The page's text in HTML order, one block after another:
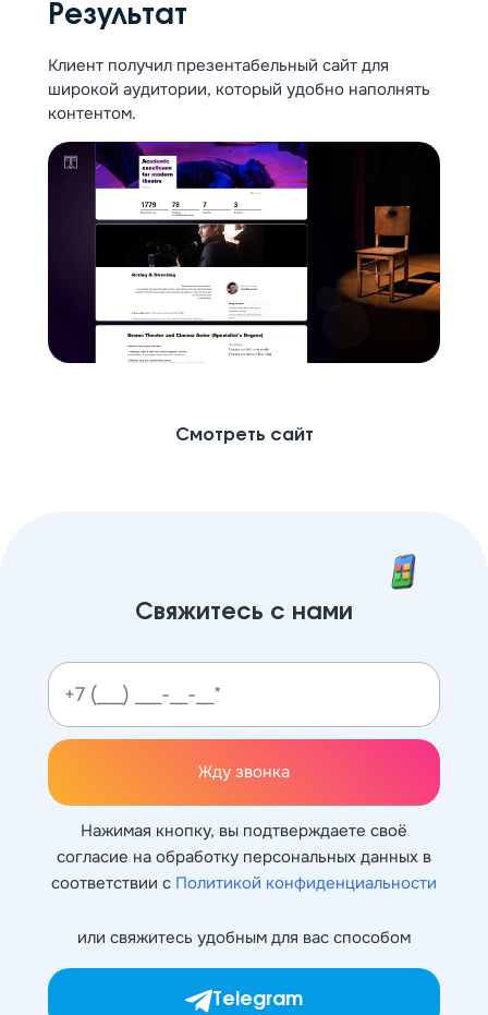
Результат
Клиент получил презентабельный сайт для
широкой аудитории, который удобно наполнять
контентом.
Смотреть сайт
Свяжитесь с нами
Жду звонка
Нажимая кнопку, вы подтверждаете своё
согласие на обработку персональных данных в
соответствии с Политикой конфиденциальности
или свяжитесь удобным для вас способом
Telegram